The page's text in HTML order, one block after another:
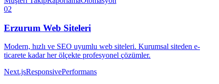
02
Erzurum Web Siteleri
Modern, hızlı ve SEO uyumlu web siteleri. Kurumsal siteden e-
ticarete kadar her ölçekte profesyonel çözümler.
Next.jsResponsivePerformans